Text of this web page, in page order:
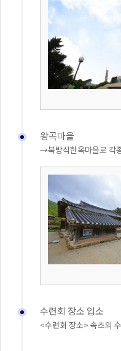
왕곡마을
→북방식한옥마을로 각
수련회 장소 입소
<수련회 장소> 속초의